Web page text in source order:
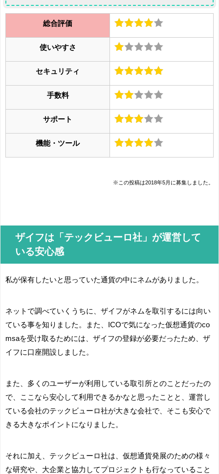
総合評価
使いやすさ
セキュリティ
手数料
サポート
機能・ツール
※この投稿は2018年5月に募集しました。
ザイフは「テックビューロ社」が運営して
いる安心感
私が保有したいと思っていた通貨の中にネムがありました。
ネットで調べていくうちに、ザイフがネムを取引するには向い
ている事を知りました。また、ICOで気になった仮想通貨のco
msaを受け取るためには、ザイフの登録が必要だったため、ザ
イフに口座開設しました。
また、多くのユーザーが利用している取引所とのことだったの
で、ここなら安心して利用できるかなと思ったことと、運営し
ている会社のテックビューロ社が大きな会社で、そこも安心で
きる大きなポイントになりました。
それに加え、テックビューロ社は、仮想通貨発展のための様々
な研究や、大企業と協力してプロジェクトも行なっていること